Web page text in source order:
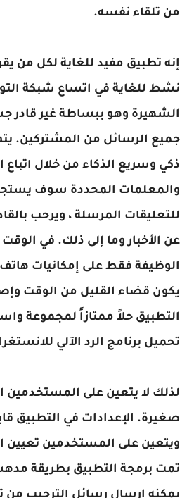
من تلقاء نفسه.
إنه تطبيق مفيد للغاية لكل من
نشط للغاية في اتساع شبكة
الشهيرة وهو ببساطة غير قادر
جميع الرسائل من المشتركين.
ذكي وسريع الذكاء من خلال اتباع
والمعلمات المحددة سوف
للتعليقات المرسلة ، ويرحب
عن الأخبار وما إلى ذلك. في
الوظيفة فقط على إمكانيات هاتف
يكون قضاء القليل من الوقت
التطبيق حلاً ممتازاً لمجموعة
تحميل برنامج الرد الآلي
لذلك لا يتعين على المستخدمين
صغيرة. الإعدادات في التطبيق
ويتعين على المستخدمين تعيين
تمت برمجة التطبيق بطريقة
يمكنه إرسال رسائل الترحيب من